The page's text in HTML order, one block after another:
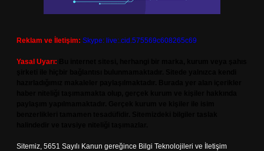
Reklam ve İletişim: Skype: live:.cid.575569c608265c69
Yasal Uyarı:
Sitemiz, 5651 Sayılı Kanun gereğince Bilgi Teknolojileri ve İletişim